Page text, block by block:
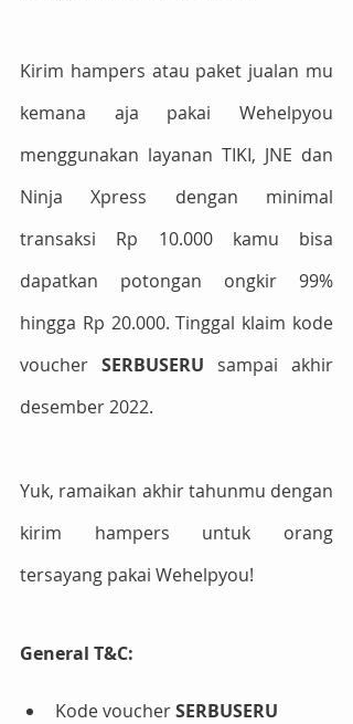
Kirim hampers atau paket jualan mu
kemana aja pakai Wehelpyou
menggunakan layanan TIKI, JNE dan
Ninja Xpress dengan minimal
transaksi Rp 10.000 kamu bisa
dapatkan potongan ongkir 99%
hingga Rp 20.000. Tinggal klaim kode
voucher SERBUSERU sampai akhir
desember 2022.
Yuk, ramaikan akhir tahunmu dengan
kirim hampers untuk orang
tersayang pakai Wehelpyou!
General T&C:
Kode voucher SERBUSERU